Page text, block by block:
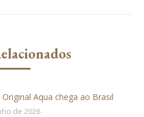
Aqua chega ao Brasil
de 2026